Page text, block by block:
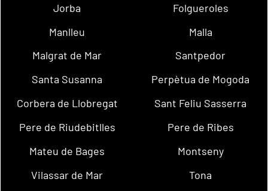
Jorba
Folgueroles
Manlleu
Malla
Malgrat de Mar
Santpedor
Santa Susanna
Perpètua de Mogoda
Corbera de Llobregat
Sant Feliu Sasserra
Pere de Riudebitlles
Pere de Ribes
Mateu de Bages
Montseny
Vilassar de Mar
Tona